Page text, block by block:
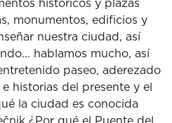
históricos y plazas
monumentos, edificios y
nuestra ciudad, así
hablamos mucho, así
paseo, aderezado
historias del presente y el
la ciudad es conocida